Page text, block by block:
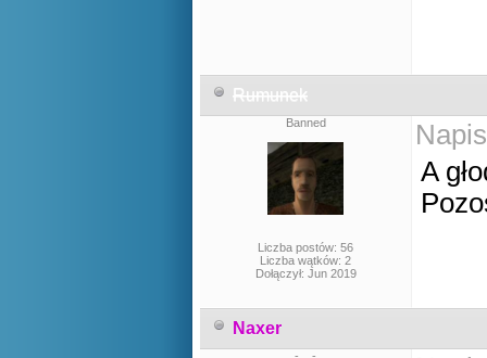
Rumunek
Banned
Liczba postów: 56
Liczba wątków: 2
Dołączył: Jun 2019
A
Naxer